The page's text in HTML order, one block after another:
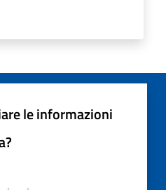
le informazioni